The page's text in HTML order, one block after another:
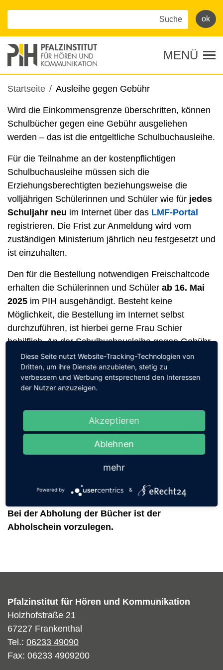
MENÜ
Pfadnavigation
Startseite Ausleihe gegen Gebühr
Wird die Einkommensgrenze überschritten, können
Schulbücher gegen eine Gebühr ausgeliehen
werden – das ist die entgeltliche Schulbuchausleihe.
Für die Teilnahme an der kostenpflichtigen
Schulbuchausleihe müssen sich die
Erziehungsberechtigten beziehungsweise die
volljährigen Schülerinnen und Schüler wie für jedes
Schuljahr neu im Internet über das LMF-Portal
registrieren. Die Frist zur Anmeldung wird vom
zuständigen Ministerium jährlich neu festgesetzt und
ist einzuhalten.
Den für die Bestellung notwendigen Freischaltcode
erhalten die Schülerinnen und Schüler ab 16. Mai
2025 im PIH ausgehändigt. Besteht keine
Möglichkeit, die Bestellung im Internet selbst
durchzuführen, ist hierbei gerne Frau Schier
behilflich. An der Schulbuchausleihe gegen Gebühr
kann man bis zum 12.06.2025 teilnehmen.
Die Durchführung der Rücknahme der Schulbücher
vor den Sommerferien erfolgt
den Lehrkräften mitgeteilt.
Die Ausgabe der neuen Schulbuchpakete zum
Schuljahresbeginn erfolgt
zwischen dem 05.09 und
. Auch hier werden die genauen
gegeben.
Bei der Abholung der Bücher ist der
Abholschein vorzulegen.
Pfalzinstitut für Hören und Kommunikation
Holzhofstraße 21
67227 Frankenthal
Tel.: 06233 49090
Fax: 06233 4909200
Diese Seite nutzt Website-Tracking-Technologien von
Dritten, um ihre Dienste anzubieten, stetig zu
verbessern und Werbung entsprechend den Interessen
der Nutzer anzuzeigen.
Akzeptieren
Ablehnen
mehr
Powered by &